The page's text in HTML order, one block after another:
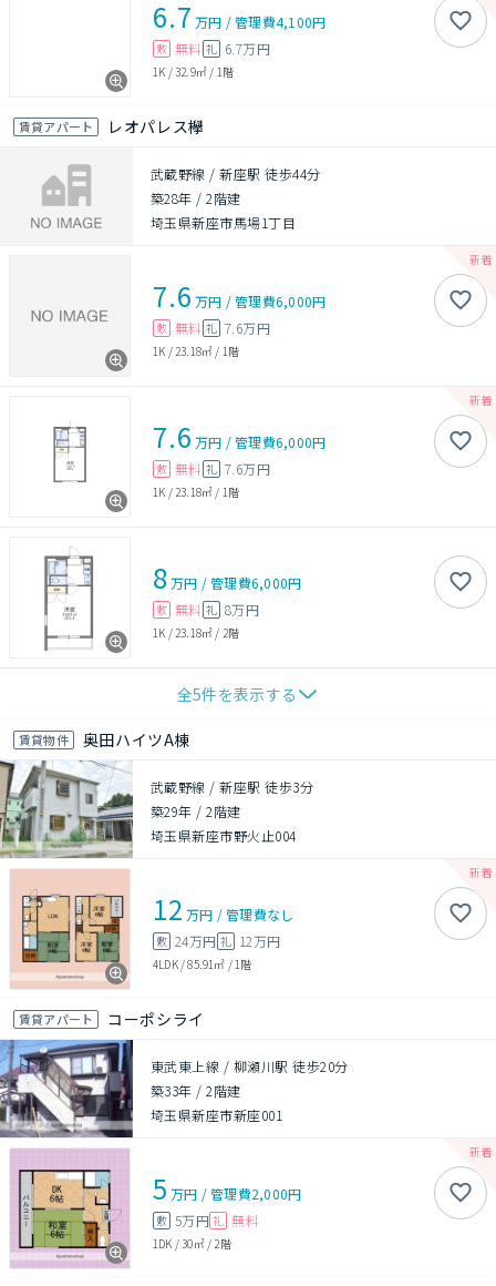
6.7 万円 /管理費4,100円
敷 無料 礼 6.7万円
1K /32.9㎡ / 1階
賃貸アパート レオパレス欅
武蔵野線 / 新座駅 徒歩44分
築28年 /2階建
埼玉県新座市馬場1丁目
7.6 万円 /管理費6,000円
敷 無料 礼 7.6万円
1K / 23.18㎡ / 1階
7.6 万円 /管理費6,000円
敷 無料 礼 7.6万円
1K / 23.18㎡ / 1階
8万円 /管理費6,000円
敷 無料 礼 8万円
1K / 23.18㎡ / 2階
全5件を表示する
賃貸物件 奥田ハイツA棟
武蔵野線 / 新座駅 徒歩3分
築29年 /2階建
埼玉県新座市野火止004
12 万円 /管理費なし
敷 24万円 礼 12万円
4LDK/85.91㎡ / 1階
賃貸アパート コーポシライ
東武東上線 / 柳瀬川駅 徒歩20分
築33年 /2階建
埼玉県新座市新座001
5 万円 /管理費2,000円
敷 5万円 礼 無料
1DK /30㎡/ 2階